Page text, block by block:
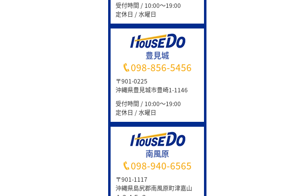
受付時間 / 10:00～19:00
定休日 / 水曜日
豊見城
098-856-5456
〒901-0225
沖縄県豊見城市豊崎1-1146
受付時間 / 10:00～19:00
定休日 / 水曜日
南風原
098-940-6565
〒901-1117
沖縄県島尻郡南風原町津嘉山